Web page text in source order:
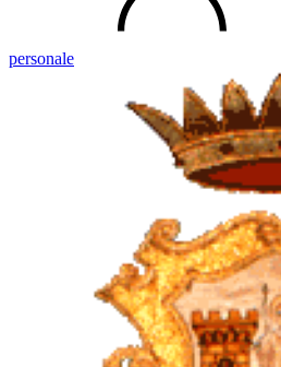
personale